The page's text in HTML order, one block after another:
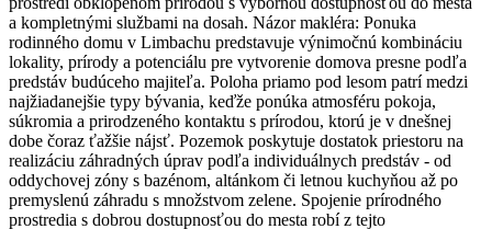
a kompletnými službami na dosah. Názor makléra: Ponuka
rodinného domu v Limbachu predstavuje výnimočnú kombináciu
lokality, prírody a potenciálu pre vytvorenie domova presne podľa
predstáv budúceho majiteľa. Poloha priamo pod lesom patrí medzi
najžiadanejšie typy bývania, keďže ponúka atmosféru pokoja,
súkromia a prirodzeného kontaktu s prírodou, ktorú je v dnešnej
dobe čoraz ťažšie nájsť. Pozemok poskytuje dostatok priestoru na
realizáciu záhradných úprav podľa individuálnych predstáv - od
oddychovej zóny s bazénom, altánkom či letnou kuchyňou až po
premyslenú záhradu s množstvom zelene. Spojenie prírodného
prostredia s dobrou dostupnosťou do mesta robí z tejto